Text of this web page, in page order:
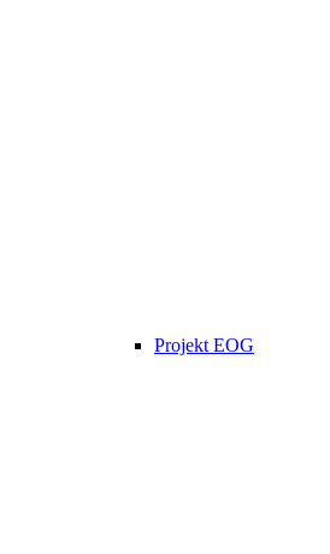
Projekt EOG